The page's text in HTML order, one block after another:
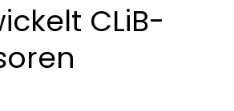
CLiB-